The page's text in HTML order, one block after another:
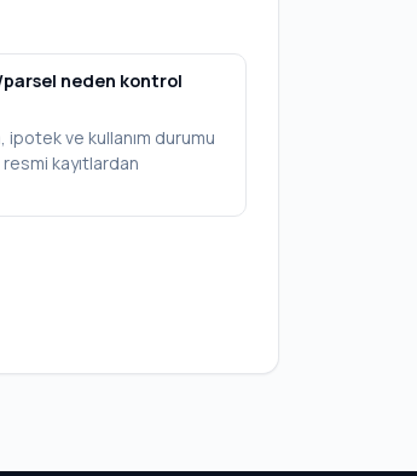
neden kontrol
ve kullanım durumu
kayıtlardan